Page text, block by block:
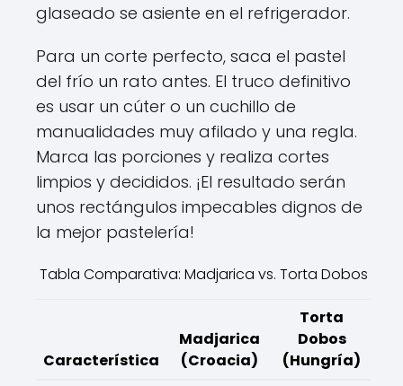
glaseado se asiente en el refrigerador.
Para un corte perfecto, saca el pastel
del frío un rato antes. El truco definitivo
es usar un cúter o un cuchillo de
manualidades muy afilado y una regla.
Marca las porciones y realiza cortes
limpios y decididos. ¡El resultado serán
unos rectángulos impecables dignos de
la mejor pastelería!
Tabla Comparativa: Madjarica vs. Torta Dobos
Característica
Madjarica
(Croacia)
Torta
Dobos
(Hungría)